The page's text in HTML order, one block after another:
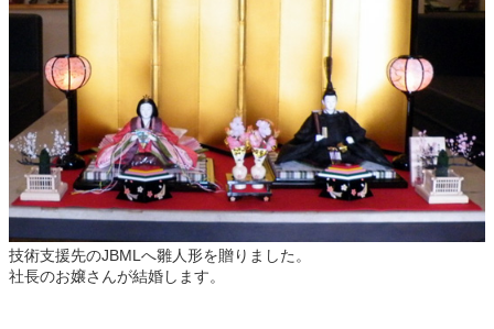
技術支援先のJBMLへ雛人形を贈りました。
社長のお嬢さんが結婚します。